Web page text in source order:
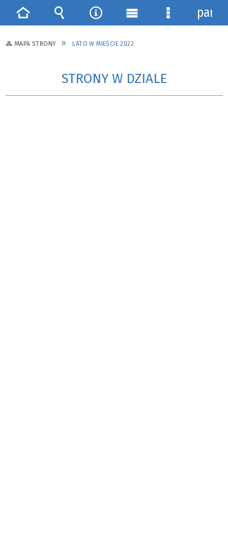
MAPA STRONY LATO W MIEŚCIE 2022
STRONY W DZIALE
Strona
główna
Wyszukiwarka
NarzędziaMenu
główne
Menu
panel